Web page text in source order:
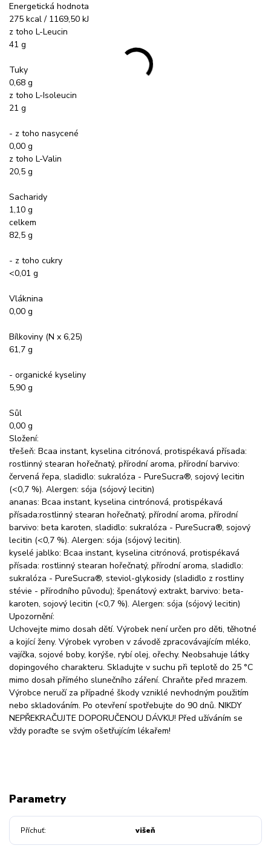
Energetická hodnota
275 kcal / 1169,50 kJ
z toho L-Leucin
41 g
Tuky
0,68 g
z toho L-Isoleucin
21 g
- z toho nasycené
0,00 g
z toho L-Valin
20,5 g
Sacharidy
1,10 g
celkem
82,5 g
- z toho cukry
<0,01 g
Vláknina
0,00 g
Bílkoviny (N x 6,25)
61,7 g
- organické kyseliny
5,90 g
Sůl
0,00 g
Složení:
třešeň: Bcaa instant, kyselina citrónová, protispékavá přísada:
rostlinný stearan hořečnatý, přírodní aroma, přírodní barvivo:
červená řepa, sladidlo: sukralóza - PureSucra®, sojový lecitin
(<0,7 %). Alergen: sója (sójový lecitin)
ananas: Bcaa instant, kyselina cintrónová, protispékavá
přísada:rostlinný stearan hořečnatý, přírodní aroma, přírodní
barvivo: beta karoten, sladidlo: sukralóza - PureSucra®, sojový
lecitin (<0,7 %). Alergen: sója (sójový lecitin).
kyselé jablko: Bcaa instant, kyselina citrónová, protispékavá
přísada: rostlinný stearan hořečnatý, přírodní aroma, sladidlo:
sukralóza - PureSucra®, steviol-glykosidy (sladidlo z rostliny
stévie - přírodního původu); špenátový extrakt, barvivo: beta-
karoten, sojový lecitin (<0,7 %). Alergen: sója (sójový lecitin)
Upozornění:
Uchovejte mimo dosah dětí. Výrobek není určen pro děti, těhotné
a kojící ženy. Výrobek vyroben v závodě zpracovávajícím mléko,
vajíčka, sojové boby, korýše, rybí olej, ořechy. Neobsahuje látky
dopingového charakteru. Skladujte v suchu při teplotě do 25 °C
mimo dosah přímého slunečního záření. Chraňte před mrazem.
Výrobce neručí za případné škody vzniklé nevhodným použitím
nebo skladováním. Po otevření spotřebujte do 90 dnů. NIKDY
NEPŘEKRAČUJTE DOPORUČENOU DÁVKU! Před užíváním se
vždy poraďte se svým ošetřujícím lékařem!
Parametry
Příchuť višeň